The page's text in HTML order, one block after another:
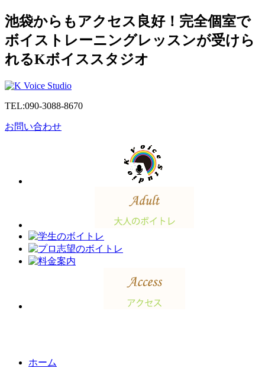
池袋からもアクセス良好！完全個室で
ボイストレーニングレッスンが受けら
れるKボイススタジオ
TEL:090-3088-8670
お問い合わせ
ホーム